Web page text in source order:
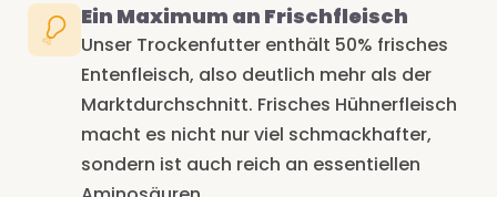
Ein Maximum an Frischfleisch
Unser Trockenfutter enthält 50% frisches
Entenfleisch, also deutlich mehr als der
Marktdurchschnitt. Frisches Hühnerfleisch
macht es nicht nur viel schmackhafter,
sondern ist auch reich an essentiellen